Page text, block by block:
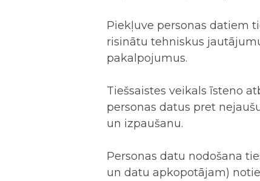
Piekļuve personas datiem
risinātu tehniskus
pakalpojumus.
Tiešsaistes veikals īsteno
personas datus pret
un izpaušanu.
Personas datu nodošana
un datu apkopotājam)